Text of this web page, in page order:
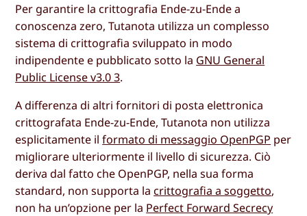
Per garantire la crittografia Ende-zu-Ende a
conoscenza zero, Tutanota utilizza un complesso
sistema di crittografia sviluppato in modo
indipendente e pubblicato sotto la GNU General
Public License v3.0 3.
A differenza di altri fornitori di posta elettronica
crittografata Ende-zu-Ende, Tutanota non utilizza
esplicitamente ilformato di messaggio OpenPGP per
migliorare ulteriormente il livello di sicurezza. Ciò
deriva dal fatto che OpenPGP, nella sua forma
standard, non supporta la crittografia a soggetto,
non ha un’opzione per la Perfect Forward Secrecy